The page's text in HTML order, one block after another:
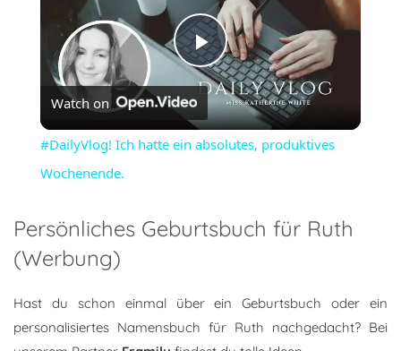
Play
Video
Watch on
#DailyVlog! Ich hatte ein absolutes, produktives
Wochenende.
Persönliches Geburtsbuch für Ruth
(Werbung)
Hast du schon einmal über ein Geburtsbuch oder ein
personalisiertes Namensbuch für Ruth nachgedacht? Bei